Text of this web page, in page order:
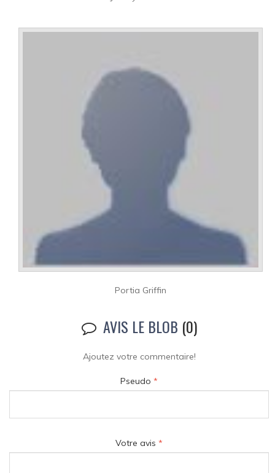
Portia Griffin
AVIS LE BLOB (0)
Ajoutez votre commentaire!
Pseudo *
Votre avis *